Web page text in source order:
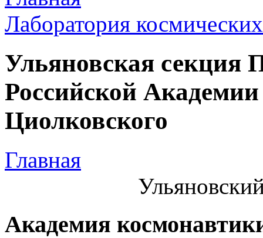
Лаборатория
Ульяновская секция
Российской
Циолковского
Главная
Академия